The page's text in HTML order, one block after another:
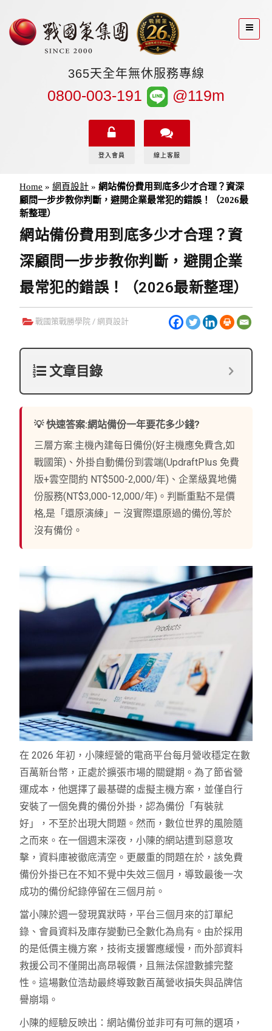
365天全年無休服務專線
0800-003-191 @119m
登入會員 線上客服
Home »網頁設計 »網站備份費用到底多少才合理？資深
顧問一步步教你判斷，避開企業最常犯的錯誤！（2026最
新整理）
網站備份費用到底多少才合理？資
深顧問一步步教你判斷，避開企業
最常犯的錯誤！（2026最新整理）
戰國策戰勝學院 /網頁設計
文章目錄
💡 快速答案:網站備份一年要花多少錢?
三層方案:主機內建每日備份(好主機應免費含,如
戰國策)、外掛自動備份到雲端(UpdraftPlus 免費
版+雲空間約 NT$500-2,000/年)、企業級異地備
份服務(NT$3,000-12,000/年)。判斷重點不是價
格,是「還原演練」— 沒實際還原過的備份,等於
沒有備份。
在 2026 年初，小陳經營的電商平台每月營收穩定在數
百萬新台幣，正處於擴張市場的關鍵期。為了節省營
運成本，他選擇了最基礎的虛擬主機方案，並僅自行
安裝了一個免費的備份外掛，認為備份「有裝就
好」，不至於出現大問題。然而，數位世界的風險隨
之而來。在一個週末深夜，小陳的網站遭到惡意攻
擊，資料庫被徹底清空。更嚴重的問題在於，該免費
備份外掛已在不知不覺中失效三個月，導致最後一次
成功的備份紀錄停留在三個月前。
當小陳於週一發現異狀時，平台三個月來的訂單紀
錄、會員資料及庫存變動已全數化為烏有。由於採用
的是低價主機方案，技術支援響應緩慢，而外部資料
救援公司不僅開出高昂報價，且無法保證數據完整
性。這場數位浩劫最終導致數百萬營收損失與品牌信
譽崩塌。
小陳的經驗反映出：網站備份並非可有可無的選項，